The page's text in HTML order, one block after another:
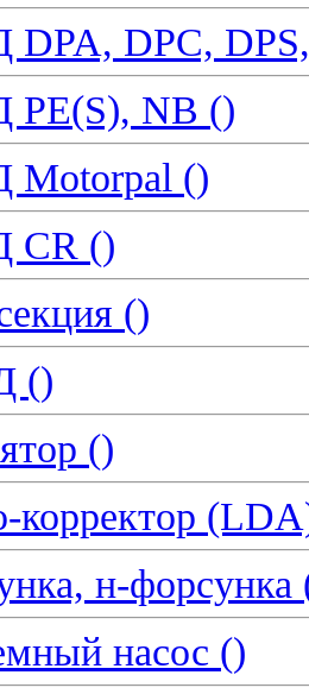
DPC,
NB ()
()
CR ()
()
()
()
корректор
н-форсунка
насос ()